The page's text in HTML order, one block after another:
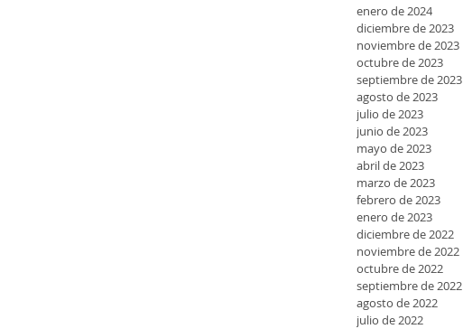
enero de 2024
diciembre de 2023
noviembre de 2023
octubre de 2023
septiembre de 2023
agosto de 2023
julio de 2023
junio de 2023
mayo de 2023
abril de 2023
marzo de 2023
febrero de 2023
enero de 2023
diciembre de 2022
noviembre de 2022
octubre de 2022
septiembre de 2022
agosto de 2022
julio de 2022